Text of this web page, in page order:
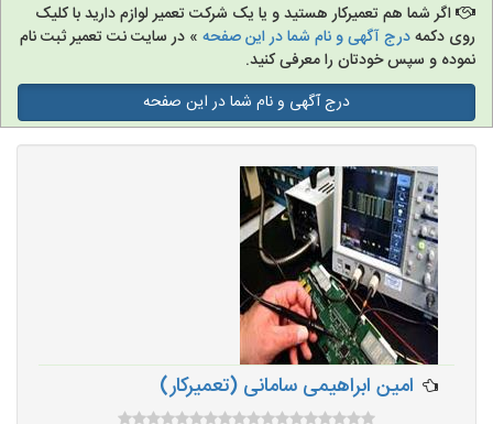
اگر شما هم تعمیرکار هستید و یا یک شرکت تعمیر لوازم دارید با کلیک
روی دکمهدرج آگهی و نام شما در این صفحه » در سایت نت تعمیر ثبت نام
نموده و سپس خودتان را معرفی کنید.
درج آگهی و نام شما در این صفحه
امین ابراهیمی سامانی (تعمیرکار)